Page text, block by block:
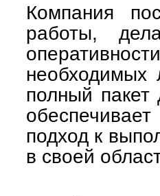
Компания
работы,
необходимых
полный пакет
подход к
в своей